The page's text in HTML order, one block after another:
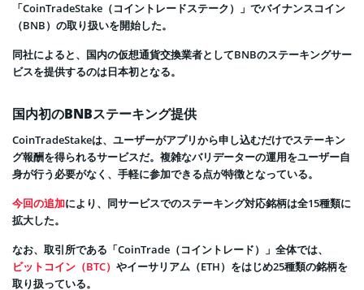
「CoinTradeStake（コイントレードステーク）」でバイナンスコイン
（BNB）の取り扱いを開始した。
同社によると、国内の仮想通貨交換業者としてBNBのステーキングサー
ビスを提供するのは日本初となる。
国内初のBNBステーキング提供
CoinTradeStakeは、ユーザーがアプリから申し込むだけでステーキン
グ報酬を得られるサービスだ。複雑なバリデーターの運用をユーザー自
身が行う必要がなく、手軽に参加できる点が特徴となっている。
今回の追加により、同サービスでのステーキング対応銘柄は全15種類に
拡大した。
なお、取引所である「CoinTrade（コイントレード）」全体では、
ビットコイン（BTC） やイーサリアム（ETH）をはじめ25種類の銘柄を
取り扱っている。